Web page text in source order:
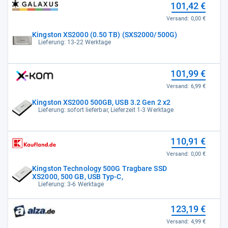
Kingston XS2000 (0.50 TB) (SXS2000/500G)
Lieferung: 13-22 Werktage
101,42 €
Versand: 0,00 €
Kingston XS2000 500GB, USB 3.2 Gen 2 x2
Lieferung: sofort lieferbar, Lieferzeit 1-3 Werktage
101,99 €
Versand: 6,99 €
Kingston Technology 500G Tragbare SSD
XS2000, 500 GB, USB Typ-C,
Lieferung: 3-6 Werktage
110,91 €
Versand: 0,00 €
123,19 €
Versand: 4,99 €